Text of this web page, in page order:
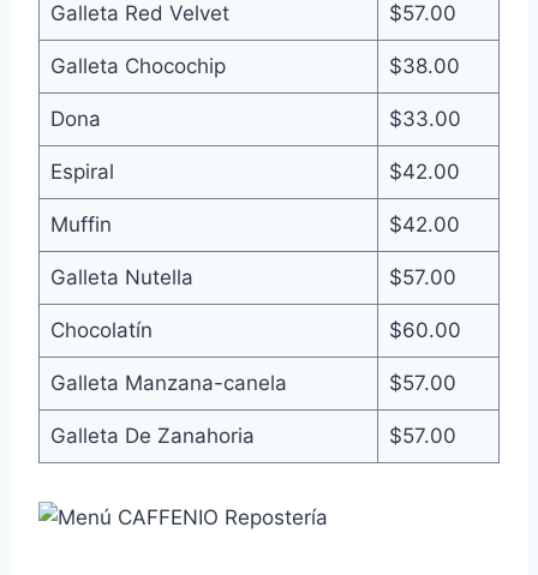
Galleta Red Velvet $57.00
Galleta Chocochip $38.00
Dona $33.00
Espiral $42.00
Muffin $42.00
Galleta Nutella $57.00
Chocolatín $60.00
Galleta Manzana-canela $57.00
Galleta De Zanahoria $57.00